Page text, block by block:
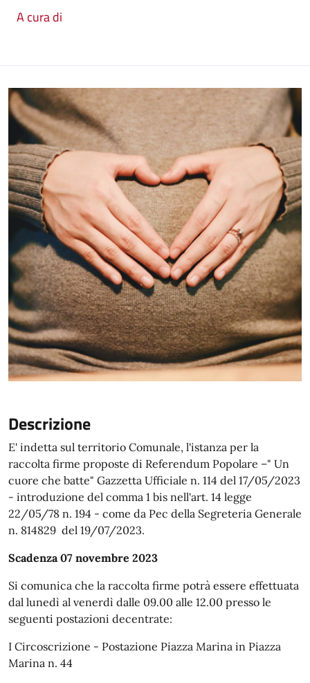
A cura di
Descrizione
E' indetta sul territorio Comunale, l'istanza per la
raccolta firme proposte di Referendum Popolare –" Un
cuore che batte" Gazzetta Ufficiale n. 114 del 17/05/2023
- introduzione del comma 1 bis nell'art. 14 legge
22/05/78 n. 194 - come da Pec della Segreteria Generale
n. 814829 del 19/07/2023.
Scadenza 07 novembre 2023
Si comunica che la raccolta firme potrà essere effettuata
dal lunedì al venerdì dalle 09.00 alle 12.00 presso le
seguenti postazioni decentrate:
I Circoscrizione - Postazione Piazza Marina in Piazza
Marina n. 44